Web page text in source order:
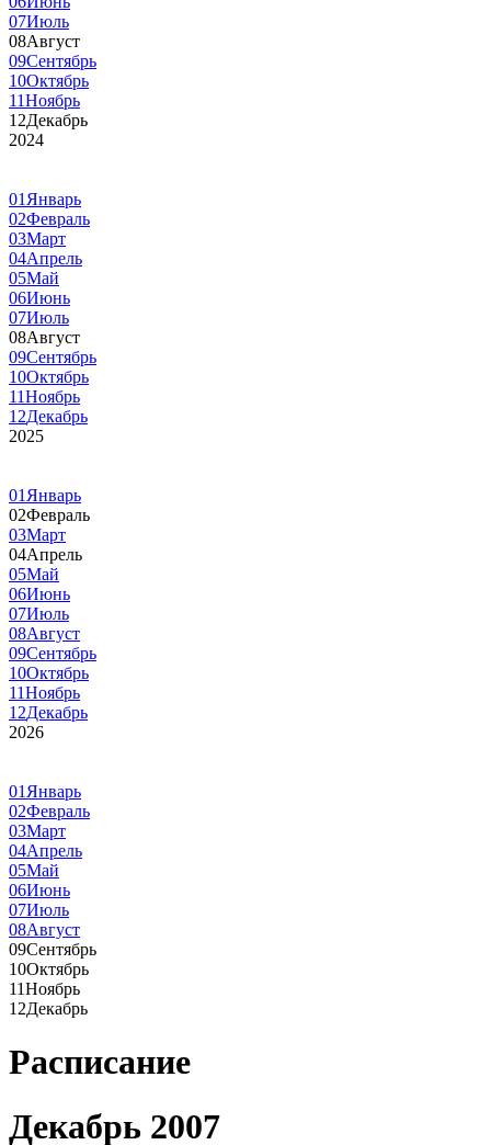
07Июль
08Август
09Сентябрь
10Октябрь
11Ноябрь
12Декабрь
2024
01 Январь
02Февраль
03Март
04Апрель
05Май
06Июнь
07Июль
08Август
09Сентябрь
10Октябрь
11Ноябрь
12Декабрь
2025
01 Январь
02Февраль
03Март
04Апрель
05Май
06Июнь
07Июль
08Август
09Сентябрь
10Октябрь
11Ноябрь
12Декабрь
2026
01 Январь
02Февраль
03Март
04Апрель
05Май
06Июнь
07Июль
08Август
09Сентябрь
10Октябрь
11Ноябрь
12Декабрь
Расписание
Декабрь 2007